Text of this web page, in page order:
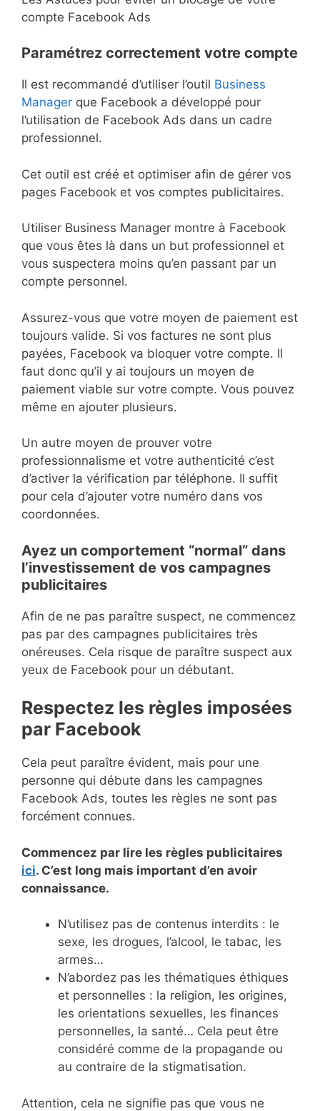
compte Facebook Ads
Paramétrez correctement votre compte
Il est recommandé d’utiliser l’outil Business
Manager que Facebook a développé pour
l’utilisation de Facebook Ads dans un cadre
professionnel.
Cet outil est créé et optimiser afin de gérer vos
pages Facebook et vos comptes publicitaires.
Utiliser Business Manager montre à Facebook
que vous êtes là dans un but professionnel et
vous suspectera moins qu’en passant par un
compte personnel.
Assurez-vous que votre moyen de paiement est
toujours valide. Si vos factures ne sont plus
payées, Facebook va bloquer votre compte. Il
faut donc qu’il y ai toujours un moyen de
paiement viable sur votre compte. Vous pouvez
même en ajouter plusieurs.
Un autre moyen de prouver votre
professionnalisme et votre authenticité c’est
d’activer la vérification par téléphone. Il suffit
pour cela d’ajouter votre numéro dans vos
coordonnées.
Ayez un comportement “normal” dans
l’investissement de vos campagnes
publicitaires
Afin de ne pas paraître suspect, ne commencez
pas par des campagnes publicitaires très
onéreuses. Cela risque de paraître suspect aux
yeux de Facebook pour un débutant.
Respectez les règles imposées
par Facebook
Cela peut paraître évident, mais pour une
personne qui débute dans les campagnes
Facebook Ads, toutes les règles ne sont pas
forcément connues.
Commencez par lire les règles publicitaires
ici. C’est long mais important d’en avoir
connaissance.
N’utilisez pas de contenus interdits : le
sexe, les drogues, l’alcool, le tabac, les
armes…
N’abordez pas les thématiques éthiques
et personnelles : la religion, les origines,
les orientations sexuelles, les finances
personnelles, la santé… Cela peut être
considéré comme de la propagande ou
au contraire de la stigmatisation.
Attention, cela ne signifie pas que vous ne